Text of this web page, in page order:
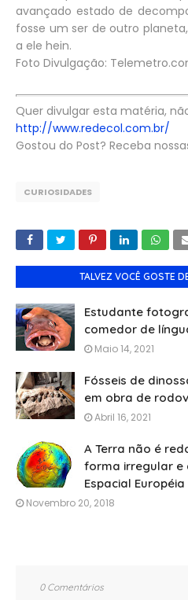
avançado estado de
fosse um ser de outro
a ele hein.
Foto Divulgação:
Quer divulgar esta matéria,
http://www.redecol.com.br/
Gostou do Post? Receba
CURIOSIDADES
TALVEZ VOCÊ GOSTE
Estudante
comedor de
Maio 14, 2021
Fósseis de
em obra de
Abril 16, 2021
A Terra não é
forma irregular e
Espacial Européia
Novembro 20, 2018
0 Comentários